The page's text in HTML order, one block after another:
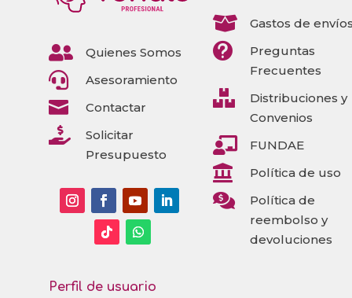
 Quienes Somos
 Asesoramiento
 Contactar

Solicitar
Presupuesto
 Gastos de

Preguntas
Frecuentes

Distribuciones y
Convenios
 FUNDAE
 Política de uso

Política de
reembolso y
devoluciones
Perfil de usuario